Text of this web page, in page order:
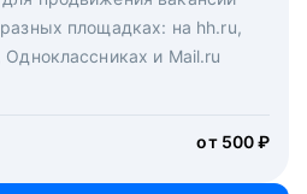
площадках: на hh.ru,
Одноклассниках и Mail.ru
от 500 ₽
и проектные менеджеры
инструментов